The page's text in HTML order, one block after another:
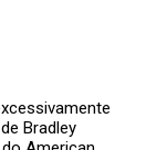
Bradley